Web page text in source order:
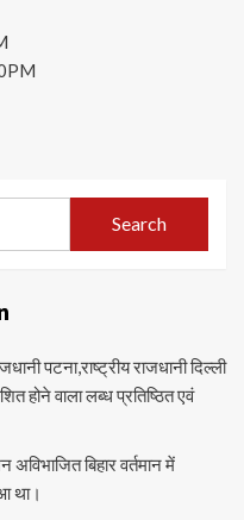
पटना,राष्ट्रीय राजधानी दिल्ली
होने वाला लब्ध प्रतिष्ठित एवं
बिहार वर्तमान में
था।